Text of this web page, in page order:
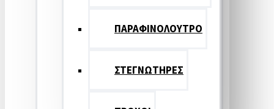
ΠΑΡΑΦΙΝΟΛΟΥΤΡΟ
ΣΤΕΓΝΩΤΗΡΕΣ